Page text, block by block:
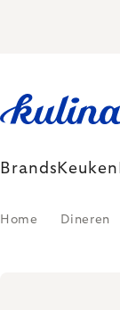
Brands Keuken
Home Dineren